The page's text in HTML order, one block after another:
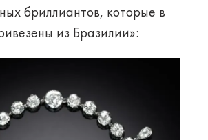
бриллиантов, которые в
из Бразилии»: